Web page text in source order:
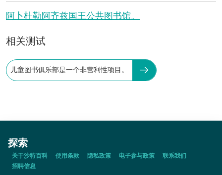
阿卜杜勒阿齐兹国王公共图书馆。
相关测试
儿童图书俱乐部是一个非营利性项目。
探索
关于沙特百科 使用条款 隐私政策 电子参与政策
联系我们
招聘信息